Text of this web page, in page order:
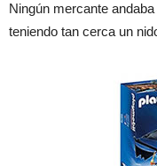
Ningún mercante
teniendo tan cerca un